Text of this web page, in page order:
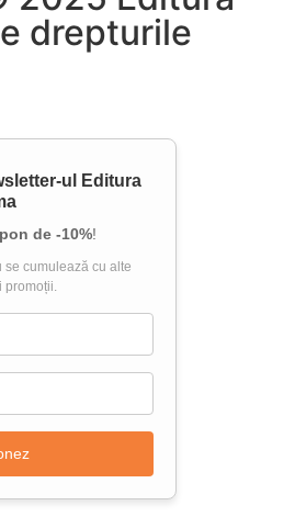
drepturile
ul Editura
de -10%!
cumulează cu alte
promoții.